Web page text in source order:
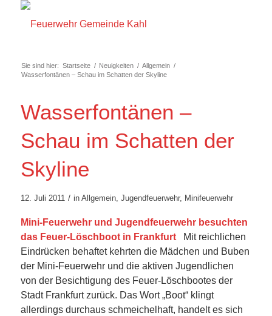
Sie sind hier: Startseite / Neuigkeiten / Allgemein /
Wasserfontänen – Schau im Schatten der Skyline
Wasserfontänen –
Schau im Schatten der
Skyline
12. Juli 2011 / in Allgemein, Jugendfeuerwehr, Minifeuerwehr
Mini-Feuerwehr und Jugendfeuerwehr besuchten
das Feuer-Löschboot in FrankfurtMit reichlichen
Eindrücken behaftet kehrten die Mädchen und Buben
der Mini-Feuerwehr und die aktiven Jugendlichen
von der Besichtigung des Feuer-Löschbootes der
Stadt Frankfurt zurück. Das Wort „Boot“ klingt
allerdings durchaus schmeichelhaft, handelt es sich